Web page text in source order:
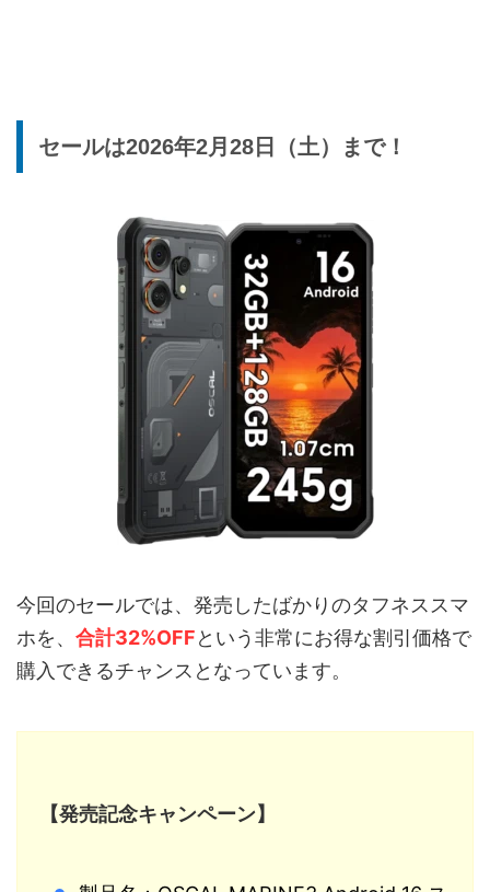
セールは2026年2月28日（土）まで！
今回のセールでは、発売したばかりのタフネススマ
ホを、 合計32%OFFという非常にお得な割引価格で
購入できるチャンスとなっています。
【発売記念キャンペーン】